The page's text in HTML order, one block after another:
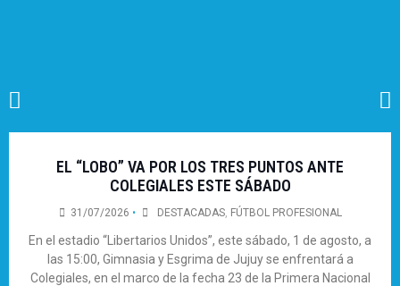
EL “LOBO” VA POR LOS TRES PUNTOS ANTE
COLEGIALES ESTE SÁBADO
31/07/2026 • DESTACADAS, FÚTBOL PROFESIONAL
En el estadio “Libertarios Unidos”, este sábado, 1 de agosto, a
las 15:00, Gimnasia y Esgrima de Jujuy se enfrentará a
Colegiales, en el marco de la fecha 23 de la Primera Nacional